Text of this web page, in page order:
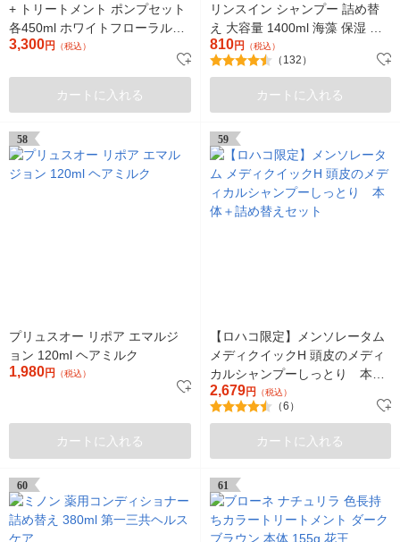
+ トリートメント ポンプセット
各450ml ホワイトフローラル＆
ペアー多田
3,300円 （税込）
カートに入れる
リンスイン シャンプー 詰め替
え 大容量 1400ml 海藻 保湿 ダ
メージケア
810円 （税込）
（132）
カートに入れる
58
プリュスオー リポア エマルジ
ョン 120ml ヘアミルク
1,980円 （税込）
カートに入れる
59
【ロハコ限定】メンソレータム
メディクイックH 頭皮のメディ
カルシャンプーしっとり 本体
＋詰め替えセット
2,679円 （税込）
（6）
カートに入れる
60 61